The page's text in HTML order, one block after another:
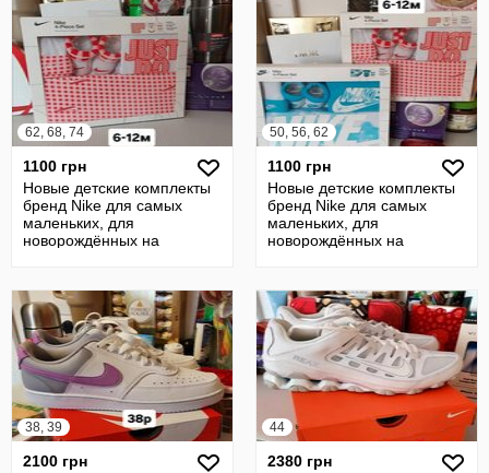
62, 68, 74
1100 грн
Новые детские комплекты
бренд Nike для самых
маленьких, для
новорождённых на
50, 56, 62
1100 грн
Новые детские комплекты
бренд Nike для самых
маленьких, для
новорождённых на
38, 39
2100 грн
44
2380 грн